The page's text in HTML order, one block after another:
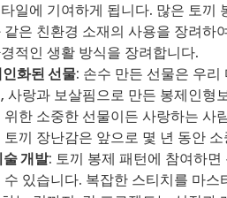
일에 기여하게 됩니다. 많은 토끼
같은 친환경 소재의 사용을 장려하
적인 생활 방식을 장려합니다.
화된 선물: 손수 만든 선물은 우
사랑과 보살핌으로 만든 봉제인형
위한 소중한 선물이든 사랑하는 사
토끼 장난감은 앞으로 몇 년 동안
술 개발: 토끼 봉제 패턴에 참여하
수 있습니다. 복잡한 스티치를 마